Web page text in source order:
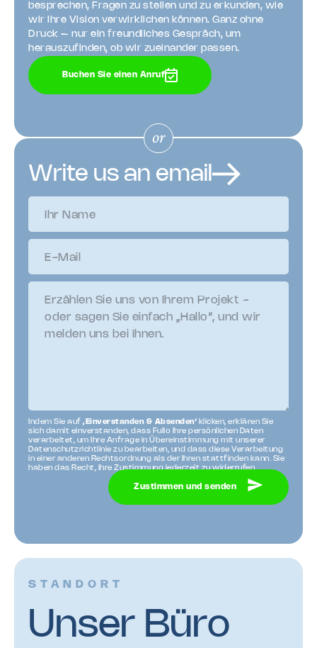
besprechen, Fragen zu stellen und zu erkunden, wie
wir Ihre Vision verwirklichen können. Ganz ohne
Druck – nur ein freundliches Gespräch, um
herauszufinden, ob wir zueinander passen.
Buchen Sie einen Anruf
Write us an email
Indem Sie auf ‚Einverstanden & Absenden‘ klicken, erklären Sie
sich damit einverstanden, dass Fullo Ihre persönlichen Daten
verarbeitet, um Ihre Anfrage in Übereinstimmung mit unserer
Datenschutzrichtlinie zu bearbeiten, und dass diese Verarbeitung
in einer anderen Rechtsordnung als der Ihren stattfinden kann. Sie
haben das Recht, Ihre Zustimmung jederzeit zu widerrufen.
Zustimmen und senden
STANDORT
Unser Büro